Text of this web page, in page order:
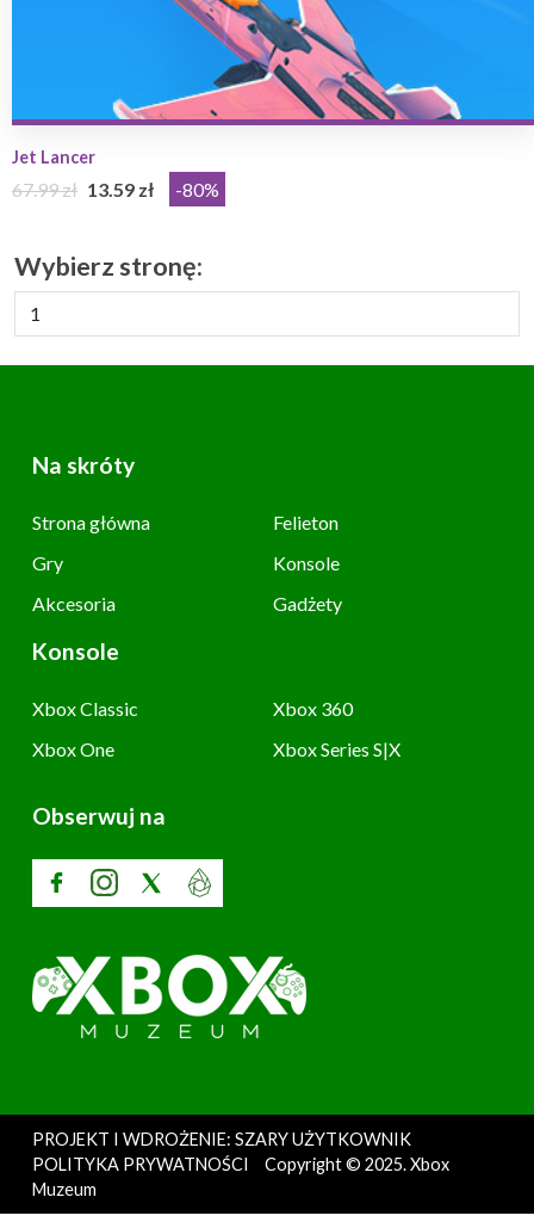
Jet Lancer
67.99 zł 13.59 zł -80%
Wybierz stronę:
Na skróty
Strona główna
Felieton
Gry
Konsole
Akcesoria
Gadżety
Konsole
Xbox Classic
Xbox 360
Xbox One
Xbox Series S|X
Obserwuj na
PROJEKT I WDROŻENIE: SZARY UŻYTKOWNIK
POLITYKA PRYWATNOŚCI
Copyright © 2025. Xbox
Muzeum